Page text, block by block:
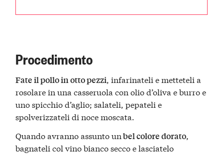
Procedimento
Fate il pollo in otto pezzi, infarinateli e metteteli a
rosolare in una casseruola con olio d’oliva e burro e
uno spicchio d’aglio; salateli, pepateli e
spolverizzateli di noce moscata.
Quando avranno assunto unbel colore dorato
bagnateli col vino bianco secco e lasciatelo